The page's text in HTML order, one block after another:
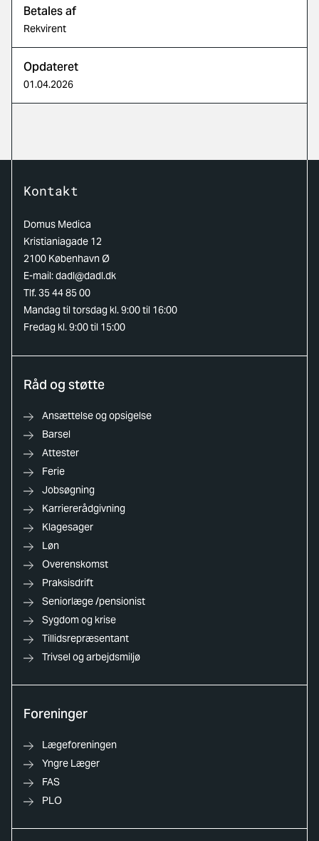
Betales af
Rekvirent
Opdateret
01.04.2026
Kontakt
Domus Medica
Kristianiagade 12
2100 København Ø
E-mail:dadl@dadl.dk
Tlf. 35 44 85 00
Mandag til torsdag kl. 9:00 til 16:00
Fredag kl. 9:00 til 15:00
Råd og støtte
Ansættelse og opsigelse
Barsel
Attester
Ferie
Jobsøgning
Karriererådgivning
Klagesager
Løn
Overenskomst
Praksisdrift
Seniorlæge /pensionist
Sygdom og krise
Tillidsrepræsentant
Trivsel og arbejdsmiljø
Foreninger
Lægeforeningen
Yngre Læger
FAS
PLO